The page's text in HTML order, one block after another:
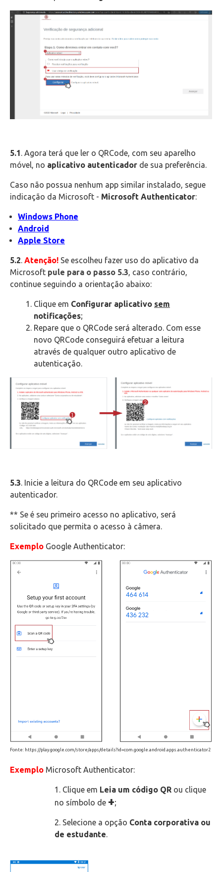
5.1 . Agora terá que ler o QRCode, com seu aparelho
móvel, no aplicativo autenticador de sua preferência.
Caso não possua nenhum app similar instalado, segue
indicação da Microsoft - Microsoft Authenticator:
Windows Phone
Android
Apple Store
5.2 Atenção! Se escolheu fazer uso do aplicativo da
Microsoft pule para o passo 5.3 , caso contrário,
continue seguindo a orientação abaixo:
Clique em Configurar aplicativo sem
notificações;
Repare que o QRCode será alterado. Com esse
novo QRCode conseguirá efetuar a leitura
através de qualquer outro aplicativo de
autenticação.
5.3. Inicie a leitura do QRCode em seu aplicativo
autenticador.
** Se é seu primeiro acesso no aplicativo, será
solicitado que permita o acesso à câmera.
Exemplo Google Authenticator:
Fonte: https://play.google.com/store/apps/details?id=com.google.android.apps.authenticator2
Exemplo Microsoft Authenticator:
1. Clique em Leia um código QR ou clique
no símbolo de +;
2. Selecione a opção Conta corporativa ou
de estudante.